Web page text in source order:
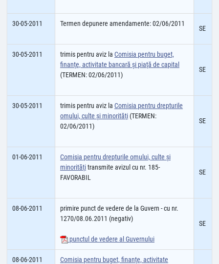
30-05-2011 Termen depunere amendamente: 02/06/2011
SE
30-05-2011 trimis pentru aviz la Comisia pentru buget,
finanţe, activitate bancară şi piaţă de capital
(TERMEN: 02/06/2011)
SE
30-05-2011 trimis pentru aviz la Comisia pentru drepturile
omului, culte şi minorităţi (TERMEN:
02/06/2011)
SE
01-06-2011
Comisia pentru drepturile omului, culte şi
minorităţitransmite avizul cu nr. 185-
FAVORABIL
SE
08-06-2011
primire punct de vedere de la Guvern - cu nr.
1270/08.06.2011 (negativ)
punctul de vedere al Guvernului
SE
08-06-2011
Comisia pentru buget, finanţe, activitate